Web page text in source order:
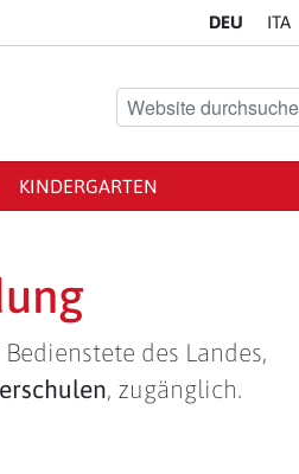
DEU ITA
Website durchsuchen
KINDERGARTEN
des Landes,
, zugänglich.